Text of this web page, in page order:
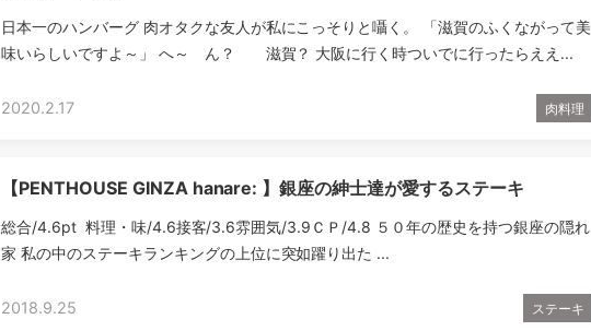
日本一のハンバーグ 肉オタクな友人が私にこっそりと囁く。 「滋賀のふくながって美
味いらしいですよ～」 へ～ ん？ 滋賀？ 大阪に行く時ついでに行ったらええ...
2020.2.17 肉料理
【PENTHOUSE GINZA hanare: 】銀座の紳士達が愛するステーキ
総合/4.6pt 料理・味/4.6接客/3.6雰囲気/3.9ＣＰ/4.8 ５０年の歴史を持つ銀座の隠れ
家 私の中のステーキランキングの上位に突如躍り出た ...
2018.9.25 ステーキ